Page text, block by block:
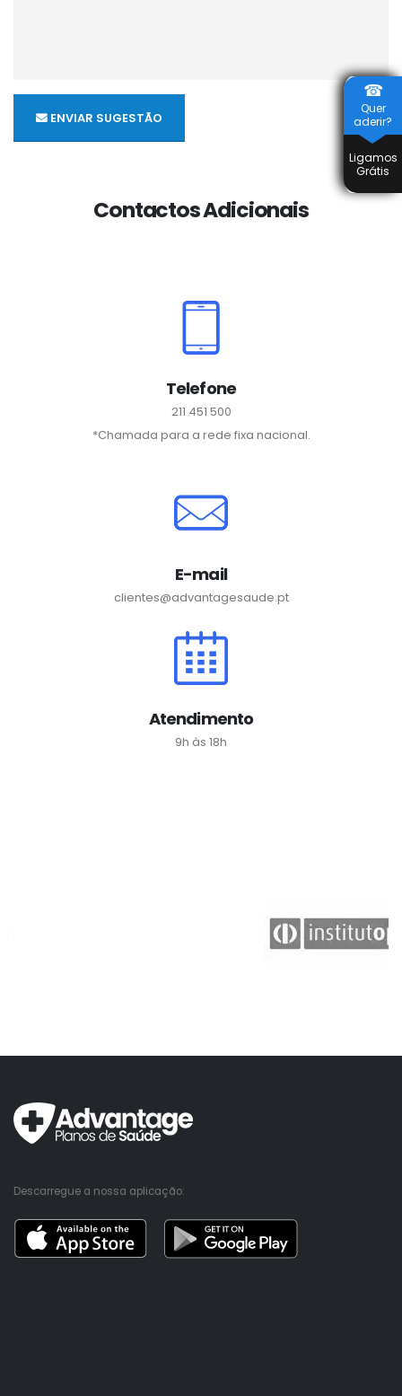
☎
Quer
aderir?
Ligamos
Grátis
ENVIAR SUGESTÃO
Contactos Adicionais
Telefone
211 451 500
*Chamada para a rede fixa nacional.
E-mail
clientes@advantagesaude.pt
Atendimento
9h às 18h
Descarregue a nossa aplicação: